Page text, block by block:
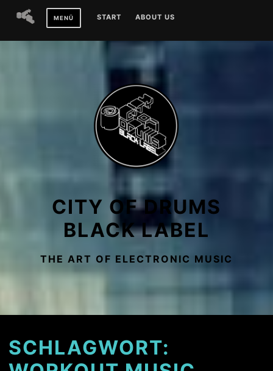
Inhalt
MENÜ START ABOUT US
CITY OF DRUMS
BLACK LABEL
THE ART OF ELECTRONIC MUSIC
SCHLAGWORT: